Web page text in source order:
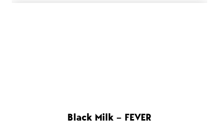
Black Milk – FEVER